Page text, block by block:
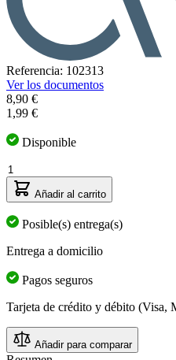
Referencia: 102313
Ver los documentos
8,90 €
1,99 €
Disponible
Cantidad
Añadir al carrito
Posible(s) entrega(s)
Entrega a domicilio
Pagos seguros
Tarjeta de crédito y débito (Visa,
Añadir para comparar